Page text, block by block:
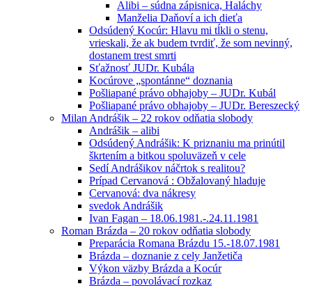
Alibi – súdna zápisnica, Haláchy
Manželia Daňoví a ich dieťa
Odsúdený Kocúr: Hlavu mi tĺkli o stenu,
vrieskali, že ak budem tvrdiť, že som nevinný,
dostanem trest smrti
Sťažnosť JUDr. Kubála
Kocúrove „spontánne“ doznania
Pošliapané právo obhajoby – JUDr. Kubál
Pošliapané právo obhajoby – JUDr. Bereszecký
Milan Andrášik – 22 rokov odňatia slobody
Andrášik – alibi
Odsúdený Andrášik: K priznaniu ma prinútil
škrtením a bitkou spoluväzeň v cele
Sedí Andrášikov náčrtok s realitou?
Prípad Cervanová : Obžalovaný hladuje
Cervanová: dva nákresy
svedok Andrášik
Ivan Fagan – 18.06.1981.-.24.11.1981
Roman Brázda – 20 rokov odňatia slobody
Preparácia Romana Brázdu 15.-18.07.1981
Brázda – doznanie z cely Janžetiča
Výkon väzby Brázda a Kocúr
Brázda – povolávací rozkaz